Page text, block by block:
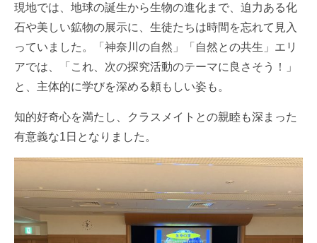
現地では、地球の誕生から生物の進化まで、迫力ある化
石や美しい鉱物の展示に、生徒たちは時間を忘れて見入
っていました。「神奈川の自然」「自然との共生」エリ
アでは、「これ、次の探究活動のテーマに良さそう！」
と、主体的に学びを深める頼もしい姿も。
知的好奇心を満たし、クラスメイトとの親睦も深まった
有意義な1日となりました。